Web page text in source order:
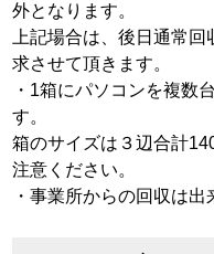
外となります。
上記場合は、後日通常
求させて頂きます。
・1箱にパソコンを複数
す。
箱のサイズは３辺合計
注意ください。
・事業所からの回収は出